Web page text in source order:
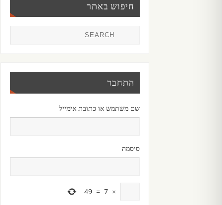
חיפוש באתר
התחבר
שם משתמש או כתובת אימייל
סיסמה
×
7
=
49